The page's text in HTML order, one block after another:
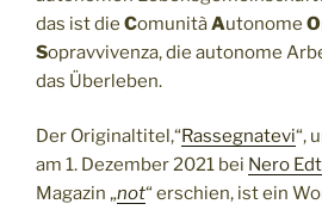
das ist die ComunitàAutonome O
Sopravvivenza, die autonome
das Überleben.
Der Originaltitel,“Rassegnatevi“,
am 1. Dezember 2021 bei Nero
Magazin „not“ erschien, ist ein